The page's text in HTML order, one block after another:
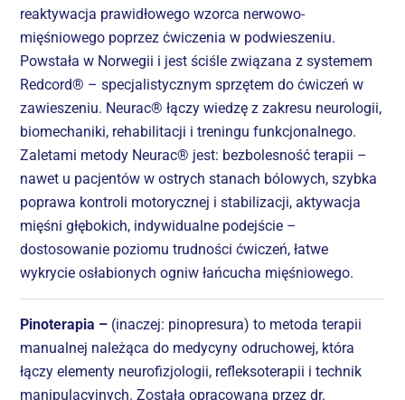
reaktywacja prawidłowego wzorca nerwowo-
mięśniowego poprzez ćwiczenia w podwieszeniu.
Powstała w Norwegii i jest ściśle związana z systemem
Redcord® – specjalistycznym sprzętem do ćwiczeń w
zawieszeniu. Neurac® łączy wiedzę z zakresu neurologii,
biomechaniki, rehabilitacji i treningu funkcjonalnego.
Zaletami metody Neurac® jest: bezbolesność terapii –
nawet u pacjentów w ostrych stanach bólowych, szybka
poprawa kontroli motorycznej i stabilizacji, aktywacja
mięśni głębokich, indywidualne podejście –
dostosowanie poziomu trudności ćwiczeń, łatwe
wykrycie osłabionych ogniw łańcucha mięśniowego.
Pinoterapia – (inaczej: pinopresura) to metoda terapii
manualnej należąca do medycyny odruchowej, która
łączy elementy neurofizjologii, refleksoterapii i technik
manipulacyjnych. Została opracowana przez dr.